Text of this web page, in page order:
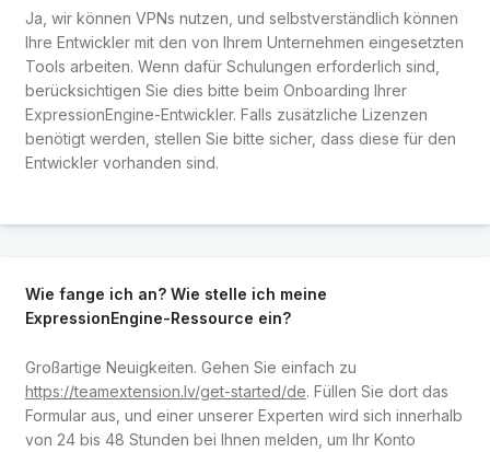
Ja, wir können VPNs nutzen, und selbstverständlich können
Ihre Entwickler mit den von Ihrem Unternehmen eingesetzten
Tools arbeiten. Wenn dafür Schulungen erforderlich sind,
berücksichtigen Sie dies bitte beim Onboarding Ihrer
ExpressionEngine-Entwickler. Falls zusätzliche Lizenzen
benötigt werden, stellen Sie bitte sicher, dass diese für den
Entwickler vorhanden sind.
Wie fange ich an? Wie stelle ich meine
ExpressionEngine-Ressource ein?
Großartige Neuigkeiten. Gehen Sie einfach zu
https://teamextension.lv/get-started/de. Füllen Sie dort das
Formular aus, und einer unserer Experten wird sich innerhalb
von 24 bis 48 Stunden bei Ihnen melden, um Ihr Konto